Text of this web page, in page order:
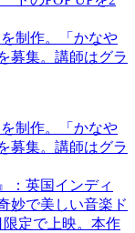
制作。「かなや
募集。講師はグラ
制作。「かなや
募集。講師はグラ
：英国インディ
妙で美しい音楽ド
定で上映。本作